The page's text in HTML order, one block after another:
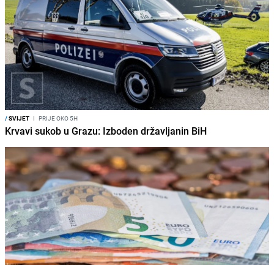
/SVIJET I PRIJE OKO 5H
Krvavi sukob u Grazu: Izboden državljanin BiH